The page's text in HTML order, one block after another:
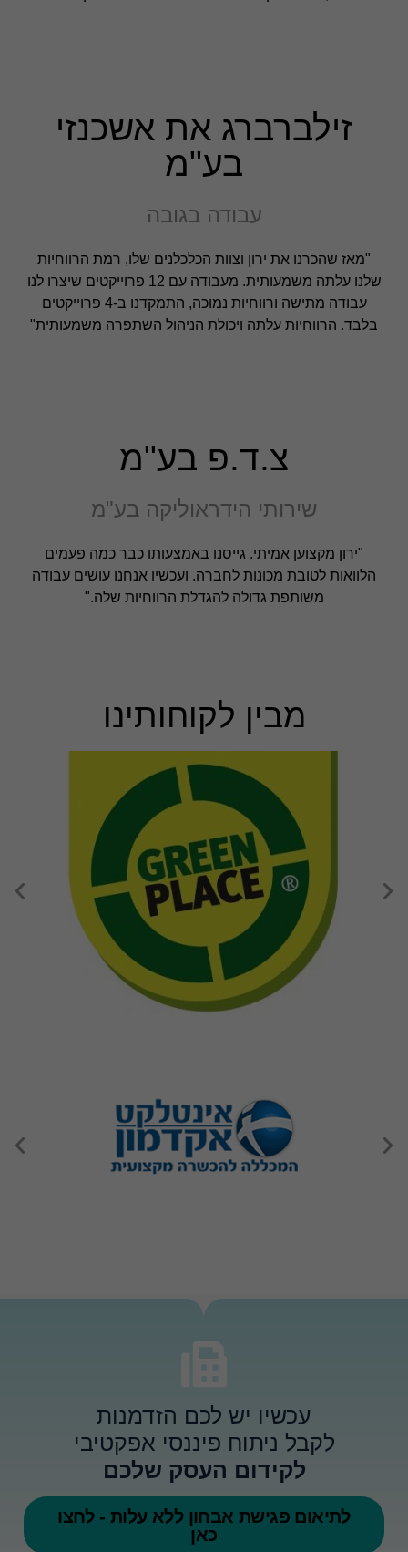
זילברברג את אשכנזי
בע"מ
עבודה בגובה
"מאז שהכרנו את ירון וצוות הכלכלנים שלו, רמת הרווחיות
שלנו עלתה משמעותית. מעבודה עם 12 פרוייקטים שיצרו לנו
עבודה מתישה ורווחיות נמוכה, התמקדנו ב-4 פרוייקטים
בלבד. הרווחיות עלתה ויכולת הניהול השתפרה משמעותית"
צ.ד.פ בע"מ
שירותי הידראוליקה בע"מ
"ירון מקצוען אמיתי. גייסנו באמצעותו כבר כמה פעמים
הלוואות לטובת מכונות לחברה. ועכשיו אנחנו עושים עבודה
משותפת גדולה להגדלת הרווחיות שלה."
מבין לקוחותינו
עכשיו יש לכם הזדמנות
לקבל ניתוח פיננסי אפקטיבי
לקידום העסק שלכם
לתיאום פגישת אבחון ללא עלות - לחצו
כאן
חיוניות
אינן
אופציונליות.
אנליטיקה
כדי שנוכל
והמבנה של
בהתבסס על
האופן שבו
האתר נמצא
בשימוש.
חוויית
משתמש
כדי שהאתר
שלנו יפעל
בצורה
הטובה
לעוגיות אלו,
חלק
מהפונקציות
באתר לא
יהיו זמינות.
האפשרות
לחוויית
משתמש
מוגבלת.